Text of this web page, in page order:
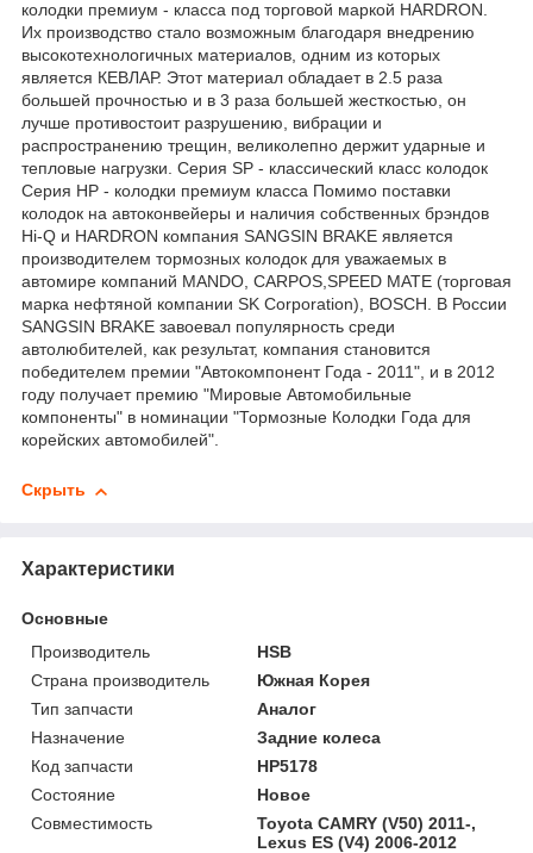
колодки премиум - класса под торговой маркой HАRDRON.
Их производство стало возможным благодаря внедрению
высокотехнологичных материалов, одним из которых
является КЕВЛАР. Этот материал обладает в 2.5 раза
большей прочностью и в 3 раза большей жесткостью, он
лучше противостоит разрушению, вибрации и
распространению трещин, великолепно держит ударные и
тепловые нагрузки. Серия SP - классический класс колодок
Серия HP - колодки премиум класса Помимо поставки
колодок на автоконвейеры и наличия собственных брэндов
Hi-Q и HARDRON компания SANGSIN BRAKE является
производителем тормозных колодок для уважаемых в
автомире компаний MANDO, CARPOS,SPEED MATE (торговая
марка нефтяной компании SK Corporation), BOSCH. В России
SANGSIN BRAKE завоевал популярность среди
автолюбителей, как результат, компания становится
победителем премии "Автокомпонент Года - 2011", и в 2012
году получает премию "Мировые Автомобильные
компоненты" в номинации "Тормозные Колодки Года для
корейских автомобилей".
Скрыть
Характеристики
Основные
Производитель
HSB
Страна производитель
Южная Корея
Тип запчасти
Аналог
Назначение
Задние колеса
Код запчасти
HP5178
Состояние
Новое
Совместимость
Toyota CAMRY (V50) 2011-,
Lexus ES (V4) 2006-2012